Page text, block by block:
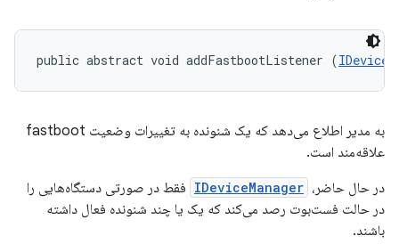
public abstract void addFastbootListener (
به مدیر اطلاع می‌دهد که یک شنونده به تغییرات وضعیت fastboot
علاقه‌مند است.
در حال حاضر، IDeviceManager فقط در صورتی دستگاه‌هایی را
در حالت فست‌بوت رصد می‌کند که یک یا چند شنونده فعال داشته
باشند.